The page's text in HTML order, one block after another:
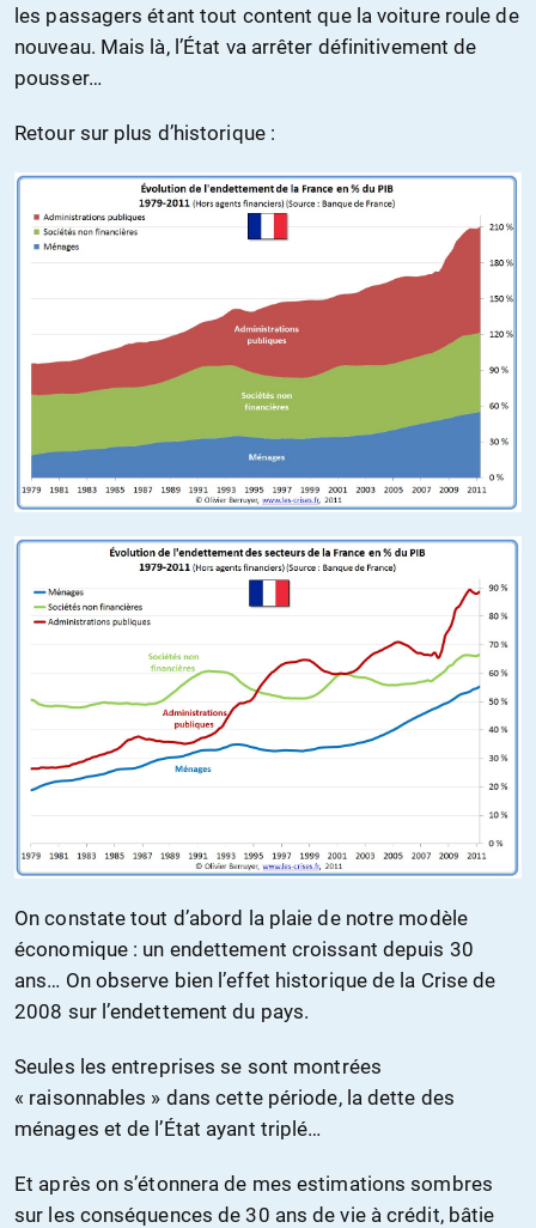
les passagers étant tout content que la voiture roule de
nouveau. Mais là, l’État va arrêter définitivement de
pousser…
Retour sur plus d’historique :
On constate tout d’abord la plaie de notre modèle
économique : un endettement croissant depuis 30
ans… On observe bien l’effet historique de la Crise de
2008 sur l’endettement du pays.
Seules les entreprises se sont montrées
« raisonnables » dans cette période, la dette des
ménages et de l’État ayant triplé…
Et après on s’étonnera de mes estimations sombres
sur les conséquences de 30 ans de vie à crédit, bâtie